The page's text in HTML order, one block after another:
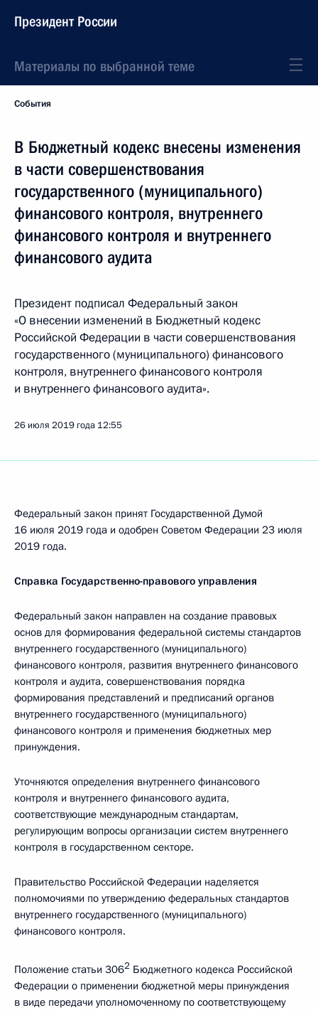
Президент России
Материалы по выбранной теме
События
В Бюджетный кодекс внесены изменения
в части совершенствования
государственного (муниципального)
финансового контроля, внутреннего
финансового контроля и внутреннего
финансового аудита
Президент подписал Федеральный закон
«О внесении изменений в Бюджетный кодекс
Российской Федерации в части совершенствования
государственного (муниципального) финансового
контроля, внутреннего финансового контроля
и внутреннего финансового аудита».
26 июля 2019 года 12:55
Федеральный закон принят Государственной Думой
16 июля 2019 года и одобрен Советом Федерации 23 июля
2019 года.
Справка Государственно-правового управления
Федеральный закон направлен на создание правовых
основ для формирования федеральной системы стандартов
внутреннего государственного (муниципального)
финансового контроля, развития внутреннего финансового
контроля и аудита, совершенствования порядка
формирования представлений и предписаний органов
внутреннего государственного (муниципального)
финансового контроля и применения бюджетных мер
принуждения.
Уточняются определения внутреннего финансового
контроля и внутреннего финансового аудита,
соответствующие международным стандартам,
регулирующим вопросы организации систем внутреннего
контроля в государственном секторе.
Правительство Российской Федерации наделяется
полномочиями по утверждению федеральных стандартов
внутреннего государственного (муниципального)
финансового контроля.
Положение статьи 3062 Бюджетного кодекса Российской
Федерации о применении бюджетной меры принуждения
в виде передачи уполномоченному по соответствующему